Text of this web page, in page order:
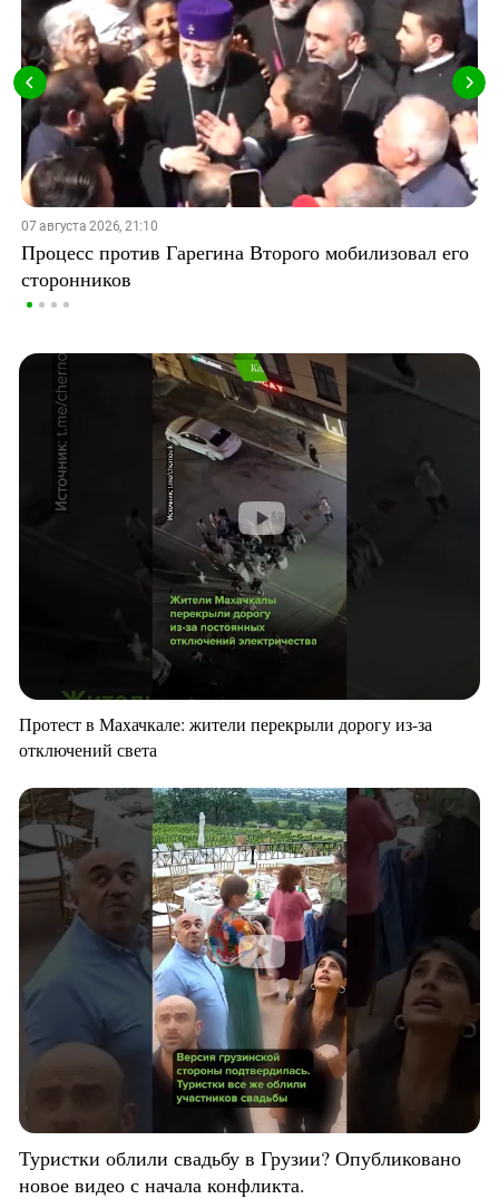
07 августа 2026, 21:10
Процесс против Гарегина Второго мобилизовал его
сторонников
Протест в Махачкале: жители перекрыли дорогу из-за
отключений света
Туристки облили свадьбу в Грузии? Опубликовано
новое видео с начала конфликта.